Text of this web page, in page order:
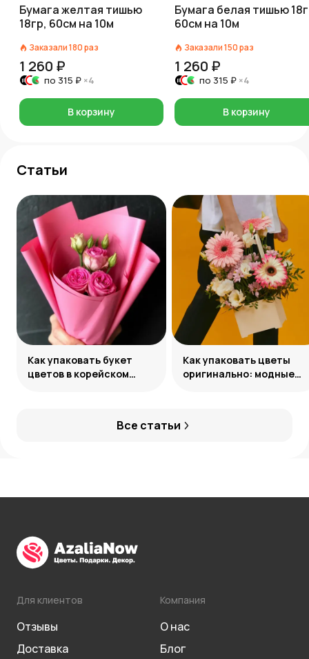
Бумага желтая тишью
18гр, 60см на 10м
Заказали180раз
1 260 ₽
по 315 ₽ ×4
В корзину
Бумага белая тишью
60см на 10м
Заказали150раз
1 260 ₽
по 315 ₽ ×4
В корзину
Статьи
Все статьи
Как упаковать букет
цветов в корейском
Как упаковать цветы
оригинально: модные
Для клиентов
Отзывы
Доставка
Компания
О нас
Блог